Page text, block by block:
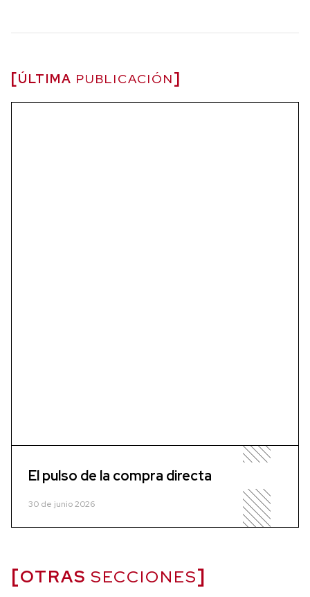
ÚLTIMA PUBLICACIÓN
El pulso de la compra directa
30 de junio 2026
OTRAS SECCIONES